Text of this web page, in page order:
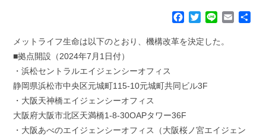
c
o
T
i
r
n
E
メットライフ生命は以下のとおり、機構改革を決定した。
■拠点開設（2024年7月1日付）
・浜松セントラルエイジェンシーオフィス
静岡県浜松市中央区元城町115-10元城町共同ビル3F
・大阪天神橋エイジェンシーオフィス
大阪府大阪市北区天満橋1-8-30OAPタワー36F
・大阪あべのエイジェンシーオフィス（大阪桜ノ宮エイジェン